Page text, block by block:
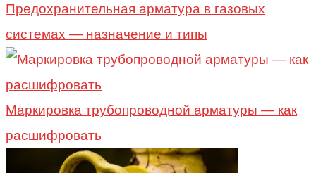
Предохранительная арматура в газовых
системах — назначение и типы
Маркировка трубопроводной арматуры — как
расшифровать